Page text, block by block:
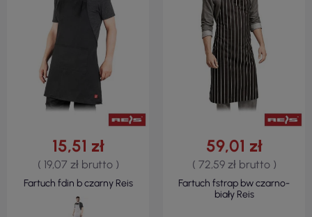
15,51 zł
( 19,07 zł brutto )
Fartuch fdin b czarny Reis
59,01 zł
( 72,59 zł brutto )
Fartuch fstrap bw czarno-
biały Reis